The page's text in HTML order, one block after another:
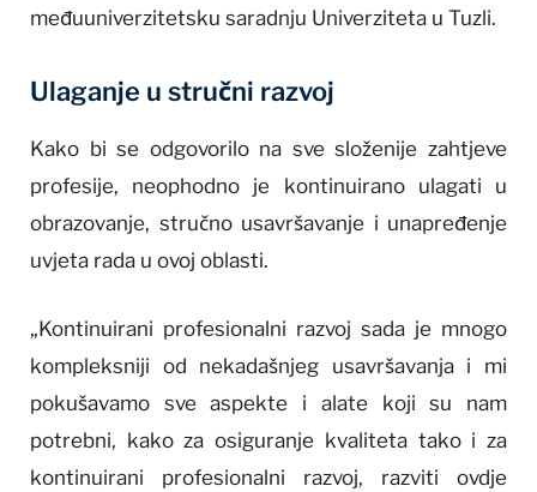
međuuniverzitetsku saradnju Univerziteta u Tuzli.
Ulaganje u stručni razvoj
Kako bi se odgovorilo na sve složenije zahtjeve
profesije, neophodno je kontinuirano ulagati u
obrazovanje, stručno usavršavanje i unapređenje
uvjeta rada u ovoj oblasti.
„Kontinuirani profesionalni razvoj sada je mnogo
kompleksniji od nekadašnjeg usavršavanja i mi
pokušavamo sve aspekte i alate koji su nam
potrebni, kako za osiguranje kvaliteta tako i za
kontinuirani profesionalni razvoj, razviti ovdje